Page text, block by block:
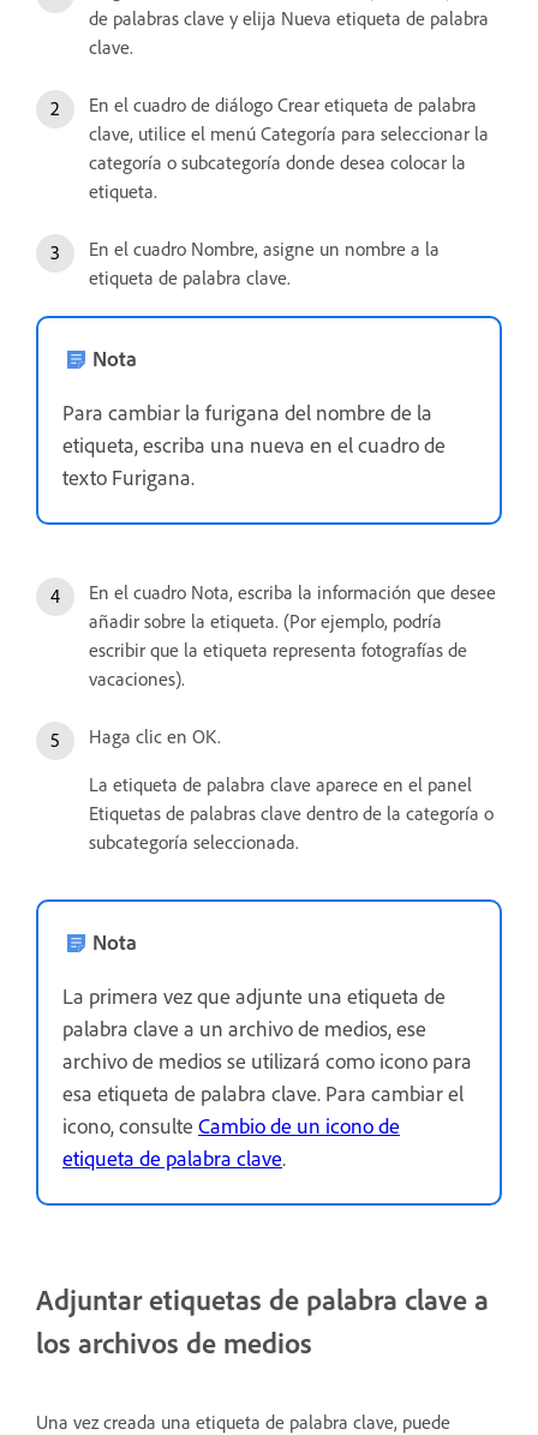
de palabras clave y elija Nueva etiqueta de palabra
clave.
En el cuadro de diálogo Crear etiqueta de palabra
clave, utilice el menú Categoría para seleccionar la
categoría o subcategoría donde desea colocar la
etiqueta.
En el cuadro Nombre, asigne un nombre a la
etiqueta de palabra clave.
Nota
Para cambiar la furigana del nombre de la
etiqueta, escriba una nueva en el cuadro de
texto Furigana.
En el cuadro Nota, escriba la información que desee
añadir sobre la etiqueta. (Por ejemplo, podría
escribir que la etiqueta representa fotografías de
vacaciones).
Haga clic en OK.
La etiqueta de palabra clave aparece en el panel
Etiquetas de palabras clave dentro de la categoría o
subcategoría seleccionada.
Nota
La primera vez que adjunte una etiqueta de
palabra clave a un archivo de medios, ese
archivo de medios se utilizará como icono para
esa etiqueta de palabra clave. Para cambiar el
icono, consulte Cambio de un icono de
etiqueta de palabra clave.
Adjuntar etiquetas de palabra clave a
los archivos de medios
Una vez creada una etiqueta de palabra clave, puede